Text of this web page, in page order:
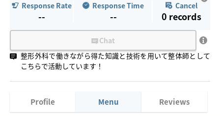
Response Rate
--
Response Time
--
Cancel
0 records
Chat
整形外科で働きながら得た知識と技術を用いて整体師として
こちらで活動しています！
Profile Menu Reviews